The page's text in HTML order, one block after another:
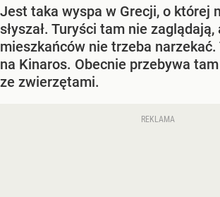
Jest taka wyspa w Grecji, o której
słyszał. Turyści tam nie
mieszkańców nie trzeba narzekać.
na Kinaros. Obecnie przebywa
ze zwierzętami.